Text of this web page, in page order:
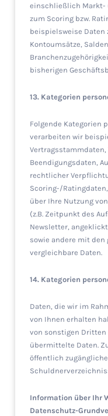
einschließlich Markt-
zum Scoring bzw.
beispielsweise Daten
Kontoumsätze,
bisherigen
13. Kategorien
Folgende Kategorien
verarbeiten wir
Beendigungsdaten,
rechtlicher
Scoring-/
über Ihre Nutzung
(z.B. Zeitpunkt des
Newsletter,
sowie andere mit den
vergleichbare Daten.
14. Kategorien
Daten, die wir im
von Ihnen erhalten
von sonstigen Dritten
übermittelte Daten.
öffentlich
Information über Ihr
Datenschutz-